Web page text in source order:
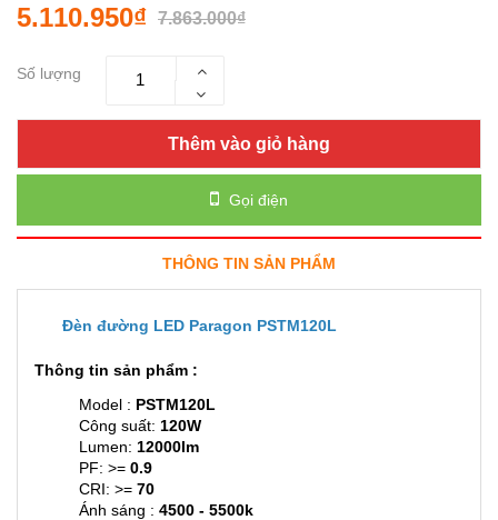
5.110.950₫ 7.863.000₫
Số lượng
Thêm vào giỏ hàng
Gọi điện
THÔNG TIN SẢN PHẨM
Đèn đường LED Paragon PSTM120L
Thông tin sản phẩm :
Model : PSTM120L
Công suất: 120W
Lumen: 12000lm
PF: >= 0.9
CRI: >= 70
Ánh sáng : 4500 - 5500k